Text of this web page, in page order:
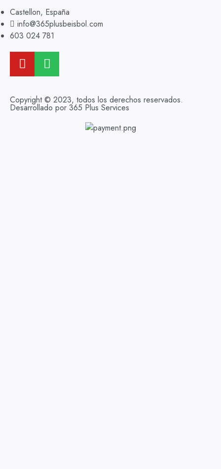
Castellon, España
info@365plusbeisbol.com
603 024 781
Copyright © 2023, todos los derechos reservados.
Desarrollado por 365 Plus Services